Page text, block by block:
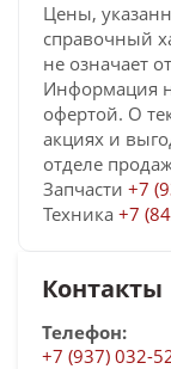
Цены,
справочный
не означает
Информация
офертой. О
акциях и
отделе
Запчасти +7
Техника +7
Контакты
Телефон:
+7 (937) 032-